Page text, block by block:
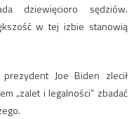
dziewięcioro sędziów.
w tej izbie stanowią
Joe Biden zlecił
„zalet i legalności” zbadać